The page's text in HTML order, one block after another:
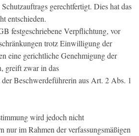
gerechtfertigt. Dies hat das
entschieden.
festgeschriebene Verpflichtung, vor
trotz Einwilligung der
eine gerichtliche Genehmigung der
greift zwar in das
Beschwerdeführerin aus Art. 2 Abs. 1
wird jedoch nicht
nur im Rahmen der verfassungsmäßigen